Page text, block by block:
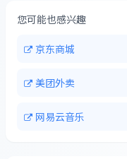
您可能也感兴趣
京东商城
美团外卖
网易云音乐